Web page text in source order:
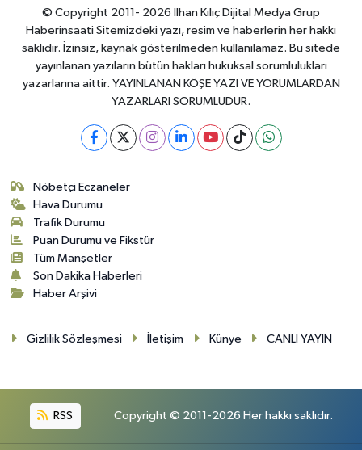
© Copyright 2011- 2026 İlhan Kılıç Dijital Medya Grup
Haberinsaati Sitemizdeki yazı, resim ve haberlerin her hakkı
saklıdır. İzinsiz, kaynak gösterilmeden kullanılamaz. Bu sitede
yayınlanan yazıların bütün hakları hukuksal sorumlulukları
yazarlarına aittir. YAYINLANAN KÖŞE YAZI VE YORUMLARDAN
YAZARLARI SORUMLUDUR.
Nöbetçi Eczaneler
Hava Durumu
Trafik Durumu
Puan Durumu ve Fikstür
Tüm Manşetler
Son Dakika Haberleri
Haber Arşivi
Gizlilik Sözleşmesi İletişim Künye CANLI YAYIN
RSS Copyright © 2011-2026 Her hakkı saklıdır.